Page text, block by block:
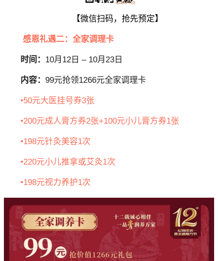
【微信扫码，抢先预定】
感恩礼遇二：全家调理卡
时间： 10月12日 – 10月23日
内容： 99元抢领1266元全家调理卡
•50元大医挂号券3张
•200元成人膏方券2张+100元小儿膏方券1张
•198元针灸美容1次
•220元小儿推拿或艾灸1次
•198元视力养护1次